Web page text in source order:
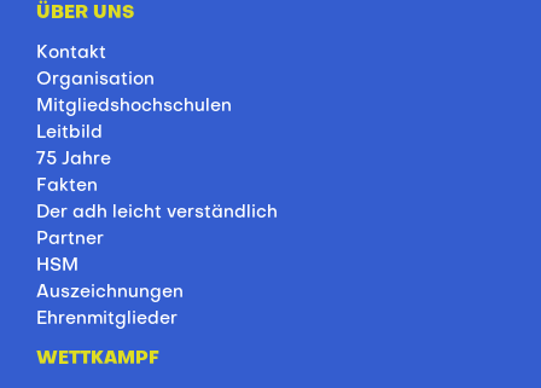
ÜBER UNS
Kontakt
Organisation
Mitgliedshochschulen
Leitbild
75 Jahre
Fakten
Der adh leicht verständlich
Partner
HSM
Auszeichnungen
Ehrenmitglieder
WETTKAMPF